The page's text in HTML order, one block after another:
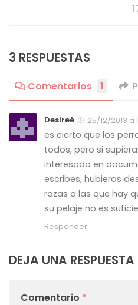
3 RESPUESTAS
Comentarios 1
Desireé 25/12/2013 a
es cierto que los
todos, pero si
interesado en
escribes, hubieras
razas a las que hay
su pelaje no es
Responder
DEJA UNA RESPUESTA
Comentario *